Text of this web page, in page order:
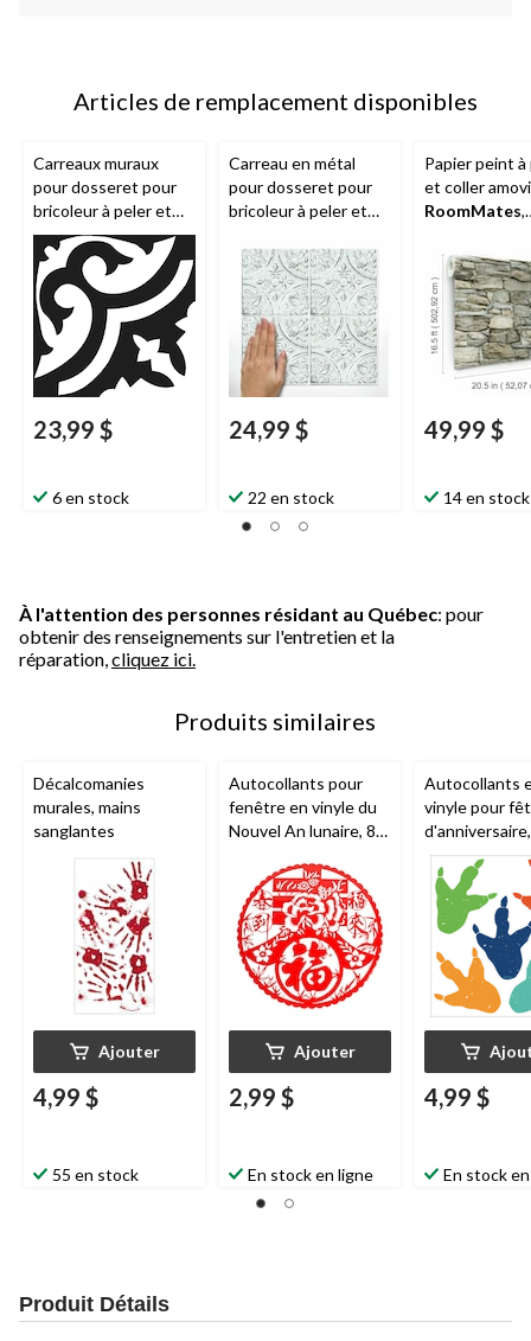
Articles de remplacement disponibles
Carreaux muraux
pour dosseret pour
bricoleur à peler et
collerRoomMates,
Santoro
23,99 $
6 en stock
Carreau en métal
pour dosseret pour
bricoleur à peler et
blanc brillant
24,99 $
22 en stock
Papier peint à
et coller
RoomMates,
lavable, 20,5
pi, multiples
49,99 $
14 en stock
À l'attention des personnes résidant au Québec: pour
obtenir des renseignements sur l'entretien et la
réparation, cliquez ici.
Produits similaires
Décalcomanies
murales, mains
sanglantes
Ajouter
4,99 $
55 en stock
Autocollants pour
fenêtre en vinyle du
Nouvel An lunaire, 8
Ajouter
2,99 $
En stock en ligne
Autocollants
vinyle pour
d'anniversaire,
empreinte de
dinosaure,
4,99 $
En stock
Produit Détails